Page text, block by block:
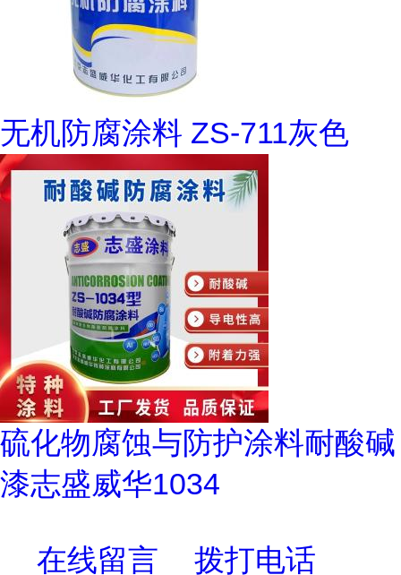
无机防腐涂料 ZS-711灰色
硫化物腐蚀与防护涂料耐酸碱
漆志盛威华1034
在线留言 拨打电话